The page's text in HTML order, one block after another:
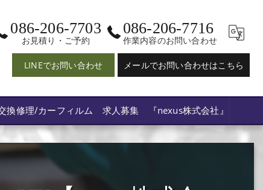
086-206-7703
お見積り・ご予約
086-206-7716
作業内容のお問い合わせ
LINEでお問い合わせ メールでお問い合わせはこちら
換修理/カーフィルム 求人募集 『nexus株式会社』